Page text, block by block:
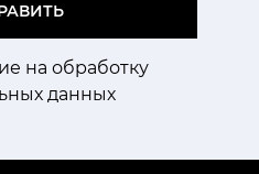
на обработку
данных